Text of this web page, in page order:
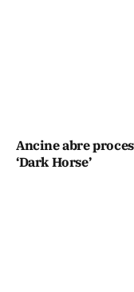
Ancine abre
‘Dark Horse’